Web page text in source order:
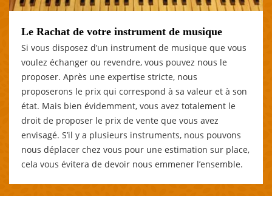
Le Rachat de votre instrument de musique
Si vous disposez d’un instrument de musique que vous
voulez échanger ou revendre, vous pouvez nous le
proposer. Après une expertise stricte, nous
proposerons le prix qui correspond à sa valeur et à son
état. Mais bien évidemment, vous avez totalement le
droit de proposer le prix de vente que vous avez
envisagé. S’il y a plusieurs instruments, nous pouvons
nous déplacer chez vous pour une estimation sur place,
cela vous évitera de devoir nous emmener l’ensemble.